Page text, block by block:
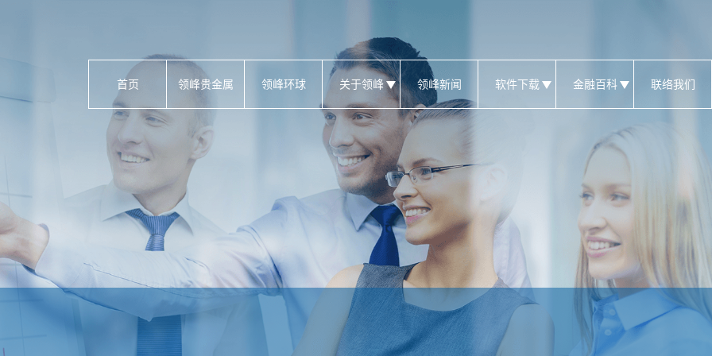
首页 领峰贵金属 领峰环球 关于领峰 领峰新闻 软件下载 金融百科 联络我们